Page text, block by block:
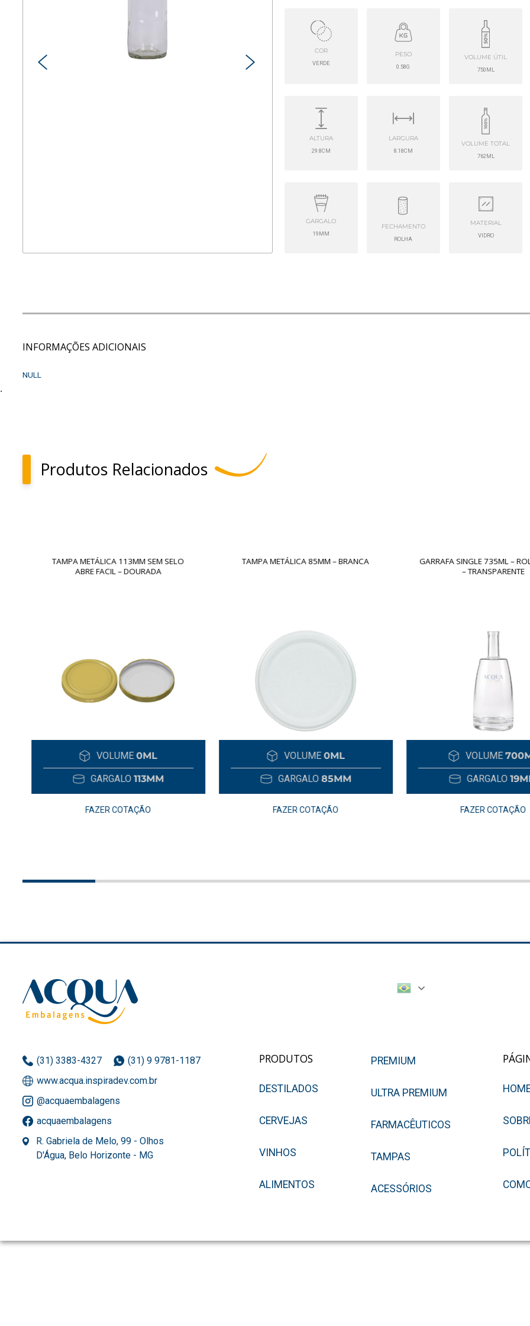
COR
VERDE
PESO
0.58G
VOLUME ÚTIL
750ML
ALTURA
29.8CM
LARGURA
8.18CM
VOLUME TOTAL
762ML
GARGALO
19MM
FECHAMENTO
ROLHA
MATERIAL
VIDRO
INFORMAÇÕES ADICIONAIS
NULL
.
Produtos Relacionados
TAMPA METÁLICA 113MM SEM SELO
ABRE FACIL – DOURADA
VOLUME0ML
GARGALO 113MM
FAZER COTAÇÃO
TAMPA METÁLICA 85MM – BRANCA
VOLUME0ML
GARGALO 85MM
FAZER COTAÇÃO
GARRAFA SINGLE 735ML –
– TRANSPARENTE
VOLUME
GARGALO
FAZER COTAÇÃO
(31) 3383-4327
(31) 9 9781-1187
www.acqua.inspiradev.com.br
@acquaembalagens
acquaembalagens
R. Gabriela de Melo, 99 - Olhos
D'Água, Belo Horizonte - MG
PRODUTOS
DESTILADOS
CERVEJAS
VINHOS
ALIMENTOS
PREMIUM
ULTRA PREMIUM
FARMACÊUTICOS
TAMPAS
ACESSÓRIOS